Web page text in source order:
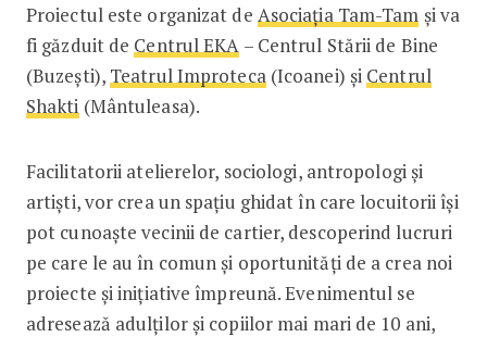
Proiectul este organizat de Asociația Tam-Tam și va
fi găzduit de Centrul EKA – Centrul Stării de Bine
(Buzești), Teatrul Improteca(Icoanei) și Centrul
Shakti (Mântuleasa).
Facilitatorii atelierelor, sociologi, antropologi și
artiști, vor crea un spațiu ghidat în care locuitorii își
pot cunoaște vecinii de cartier, descoperind lucruri
pe care le au în comun și oportunități de a crea noi
proiecte și inițiative împreună. Evenimentul se
adresează adulților și copiilor mai mari de 10 ani,